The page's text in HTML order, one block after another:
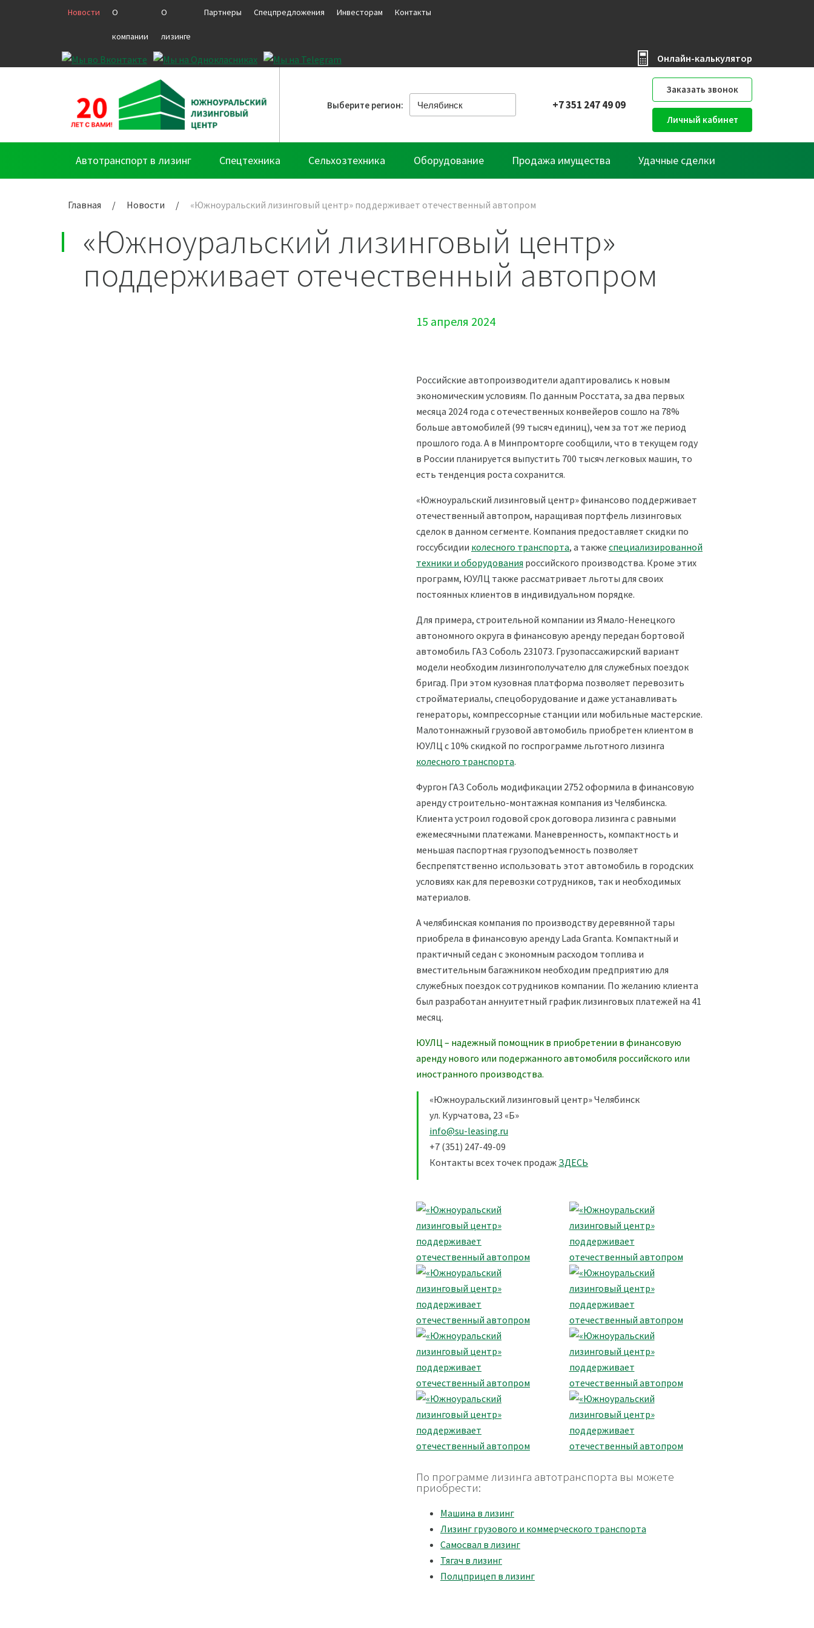
Новости О
компании
О
лизинге
Партнеры Спецпредложения Инвесторам Контакты
Онлайн-калькулятор
Выберите регион: +7 351 247 49 09
Заказать звонок
Личный кабинет
Автотранспорт в лизинг Спецтехника Сельхозтехника Оборудование Продажа имущества Удачные сделки
Главная / Новости / «Южноуральский лизинговый центр» поддерживает отечественный автопром
«Южноуральский лизинговый центр»
поддерживает отечественный автопром
15 апреля 2024
Российские автопроизводители адаптировались к новым
экономическим условиям. По данным Росстата, за два первых
месяца 2024 года с отечественных конвейеров сошло на 78%
больше автомобилей (99 тысяч единиц), чем за тот же период
прошлого года. А в Минпромторге сообщили, что в текущем году
в России планируется выпустить 700 тысяч легковых машин, то
есть тенденция роста сохранится.
«Южноуральский лизинговый центр» финансово поддерживает
отечественный автопром, наращивая портфель лизинговых
сделок в данном сегменте. Компания предоставляет скидки по
госсубсидии колесного транспорта, а также специализированной
техники и оборудования российского производства. Кроме этих
программ, ЮУЛЦ также рассматривает льготы для своих
постоянных клиентов в индивидуальном порядке.
Для примера, строительной компании из Ямало-Ненецкого
автономного округа в финансовую аренду передан бортовой
автомобиль ГАЗ Соболь 231073. Грузопассажирский вариант
модели необходим лизингополучателю для служебных поездок
бригад. При этом кузовная платформа позволяет перевозить
стройматериалы, спецоборудование и даже устанавливать
генераторы, компрессорные станции или мобильные мастерские.
Малотоннажный грузовой автомобиль приобретен клиентом в
ЮУЛЦ с 10% скидкой по госпрограмме льготного лизинга
колесного транспорта.
Фургон ГАЗ Соболь модификации 2752 оформила в финансовую
аренду строительно-монтажная компания из Челябинска.
Клиента устроил годовой срок договора лизинга с равными
ежемесячными платежами. Маневренность, компактность и
меньшая паспортная грузоподъемность позволяет
беспрепятственно использовать этот автомобиль в городских
условиях как для перевозки сотрудников, так и необходимых
материалов.
А челябинская компания по производству деревянной тары
приобрела в финансовую аренду Lada Granta. Компактный и
практичный седан с экономным расходом топлива и
вместительным багажником необходим предприятию для
служебных поездок сотрудников компании. По желанию клиента
был разработан аннуитетный график лизинговых платежей на 41
месяц.
ЮУЛЦ – надежный помощник в приобретении в финансовую
аренду нового или подержанного автомобиля российского или
иностранного производства.
«Южноуральский лизинговый центр» Челябинск
ул. Курчатова, 23 «Б»
info@su-leasing.ru
+7 (351) 247-49-09
Контакты всех точек продаж ЗДЕСЬ
По программе лизинга автотранспорта вы можете
приобрести:
Машина в лизинг
Лизинг грузового и коммерческого транспорта
Самосвал в лизинг
Тягач в лизинг
Полцприцеп в лизинг